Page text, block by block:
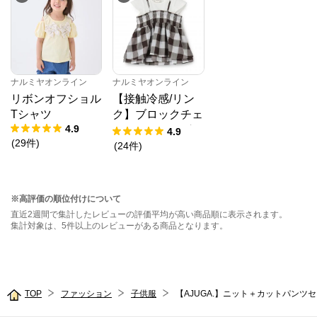
ナルミヤオンライン
リボンオフショル
Tシャツ
4.9
(29件)
ナルミヤオンライン
【接触冷感/リン
ク】ブロックチェ
ックドッキングT
シャツ
4.9
(24件)
※高評価の順位付けについて
直近2週間で集計したレビューの評価平均が高い商品順に表示されます。
集計対象は、5件以上のレビューがある商品となります。
TOP ファッション 子供服 【AJUGA.】ニット＋カットパンツ